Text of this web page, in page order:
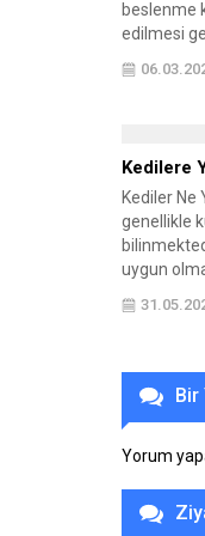
beslenme
edilmesi
kedilerde,
Bugün
Kedilere
Kediler Ne
genellikle
uygun
kuru
oldukça
mamayı
Bir
Yorum